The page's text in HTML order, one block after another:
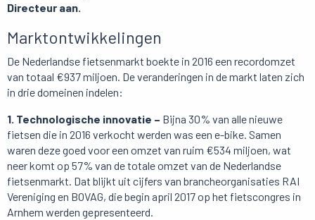
Directeur aan.
Marktontwikkelingen
De Nederlandse fietsenmarkt boekte in 2016 een recordomzet
van totaal €937 miljoen. De veranderingen in de markt laten zich
in drie domeinen indelen:
1. Technologische innovatie – Bijna 30% van alle nieuwe
fietsen die in 2016 verkocht werden was een e-bike. Samen
waren deze goed voor een omzet van ruim €534 miljoen, wat
neer komt op 57% van de totale omzet van de Nederlandse
fietsenmarkt. Dat blijkt uit cijfers van brancheorganisaties RAI
Vereniging en BOVAG, die begin april 2017 op het fietscongres in
Arnhem werden gepresenteerd.